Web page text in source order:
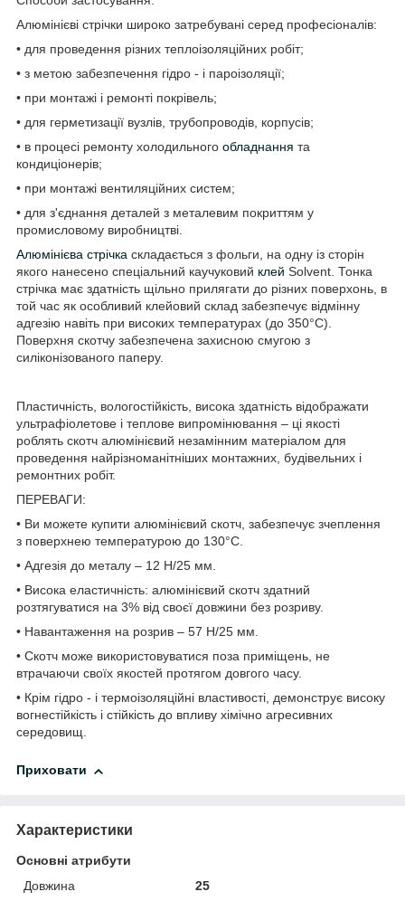
Алюмінієві стрічки широко затребувані серед професіоналів:
• для проведення різних теплоізоляційних робіт;
• з метою забезпечення гідро - і пароізоляції;
• при монтажі і ремонті покрівель;
• для герметизації вузлів, трубопроводів, корпусів;
• в процесі ремонту холодильного обладнання та
кондиціонерів;
• при монтажі вентиляційних систем;
• для з'єднання деталей з металевим покриттям у
промисловому виробництві.
Алюмінієва стрічка складається з фольги, на одну із сторін
якого нанесено спеціальний каучуковий клей Solvent. Тонка
стрічка має здатність щільно прилягати до різних поверхонь, в
той час як особливий клейовий склад забезпечує відмінну
адгезію навіть при високих температурах (до 350°С).
Поверхня скотчу забезпечена захисною смугою з
силіконізованого паперу.
Пластичність, вологостійкість, висока здатність відображати
ультрафіолетове і теплове випромінювання – ці якості
роблять скотч алюмінієвий незамінним матеріалом для
проведення найрізноманітніших монтажних, будівельних і
ремонтних робіт.
ПЕРЕВАГИ:
• Ви можете купити алюмінієвий скотч, забезпечує зчеплення
з поверхнею температурою до 130°С.
• Адгезія до металу – 12 Н/25 мм.
• Висока еластичність: алюмінієвий скотч здатний
розтягуватися на 3% від своєї довжини без розриву.
• Навантаження на розрив – 57 Н/25 мм.
• Скотч може використовуватися поза приміщень, не
втрачаючи своїх якостей протягом довгого часу.
• Крім гідро - і термоізоляційні властивості, демонструє високу
вогнестійкість і стійкість до впливу хімічно агресивних
середовищ.
Приховати
Характеристики
Основні атрибути
Довжина
25